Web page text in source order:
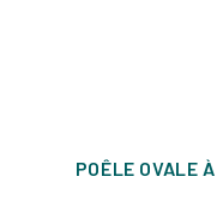
POÊLE OVALE